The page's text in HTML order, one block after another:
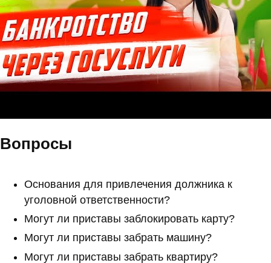
Вопросы
Основания для привлечения должника к
уголовной ответственности?
Могут ли приставы заблокировать карту?
Могут ли приставы забрать машину?
Могут ли приставы забрать квартиру?